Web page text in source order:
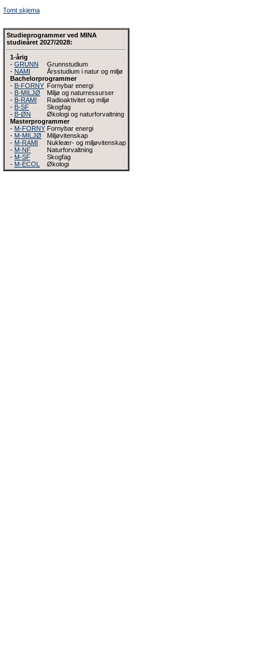
Tomt skjema
Studieprogrammer ved MINA
studieåret 2027/2028:
1-årig
- GRUNN
Grunnstudium
- NAMI
Årsstudium i natur og miljø
Bachelorprogrammer
- B-FORNY Fornybar energi
- B-MILJØ
Miljø og naturressurser
- B-RAMI
Radioaktivitet og miljø
- B-SF
Skogfag
- B-ØN
Økologi og naturforvaltning
Masterprogrammer
- M-FORNY Fornybar energi
- M-MILJØ
Miljøvitenskap
- M-RAMI
Nukleær- og miljøvitenskap
- M-NF
Naturforvaltning
- M-SF
Skogfag
- M-ECOL Økologi